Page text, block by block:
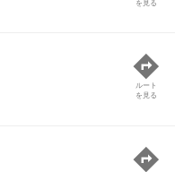
を見る
ルート
を見る